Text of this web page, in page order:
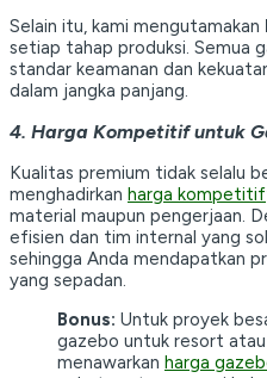
Selain itu, kami mengutamakan
setiap tahap produksi. Semua
standar keamanan dan
dalam jangka panjang.
4. Harga Kompetitif untuk
Kualitas premium tidak selalu
menghadirkan harga kompetitif
material maupun pengerjaan.
efisien dan tim internal yang
sehingga Anda mendapatkan
yang sepadan.
Bonus: Untuk proyek
gazebo untuk resort atau
menawarkan harga